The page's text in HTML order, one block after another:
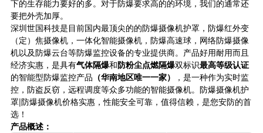
下的生存能力要好的多。对于防爆要求高的的环境，我们的通常还
要把外壳加厚。
深圳世国科技是目前国内最顶尖的的防爆摄像机护罩，防爆红外变
（定）焦摄像机，一体化智能摄像机，防爆高速球，网络防爆摄像
机以及防爆云台等防爆监控设备的专业提供商。产品好用耐用而且
经济实惠，是具有气体隔爆和防粉尘点燃隔爆双标识最高等级认证
的智能型防爆监控产品 （华南地区唯一一家）
，是一种作为实时监
控，防盗反窃，远程调度等众多功能的智能摄像机。防爆摄像机护
罩|防爆摄像机价格实惠，性能安全可靠，值得信赖，是您安防的首
选！
产品概述：